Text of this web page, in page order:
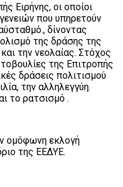
Ειρήνης, οι οποίοι
που υπηρετούν
δίνοντας
της δράσης της
την νεολαίας. Στόχος
της Επιτροπής
δράσεις πολιτισμού
την αλληλεγγύη.
το ρατσισμό .
ομόφωνη εκλογή
της ΕΕΔΥΕ.